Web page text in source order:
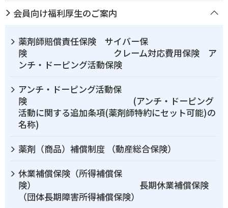
会員向け福利厚生のご案内
薬剤師賠償責任保険 サイバー保
険 クレーム対応費用保険 ア
ンチ・ドーピング活動保険
アンチ・ドーピング活動保
険 (アンチ・ドーピング
活動に関する追加条項(薬剤師特約にセット可能)の
名称)
薬剤（商品）補償制度 （動産総合保険）
休業補償保険（所得補償保
険） 長期休業補償保険
（団体長期障害所得補償保険）